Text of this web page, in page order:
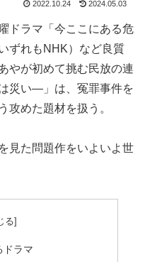
2022.10.24 2024.05.03
ドラマ「今ここにある危
ずれもNHK）など良質
やが初めて挑む民放の連
災い―」は、冤罪事件を
攻めた題材を扱う。
見た問題作をいよいよ世
ドラマ